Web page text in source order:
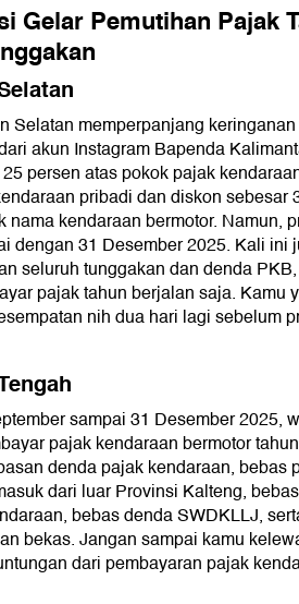
Gelar Pemutihan Pajak
Selatan memperpanjang
akun Instagram Bapenda
persen atas pokok pajak
pribadi dan diskon sebesar
nama kendaraan bermotor. Namun,
dengan 31 Desember 2025. Kali ini
seluruh tunggakan dan denda
pajak tahun berjalan saja. Kamu
nih dua hari lagi sebelum
sampai 31 Desember 2025,
pajak kendaraan bermotor
denda pajak kendaraan, bebas
dari luar Provinsi Kalteng,
bebas denda SWDKLLJ,
bekas. Jangan sampai kamu
dari pembayaran pajak